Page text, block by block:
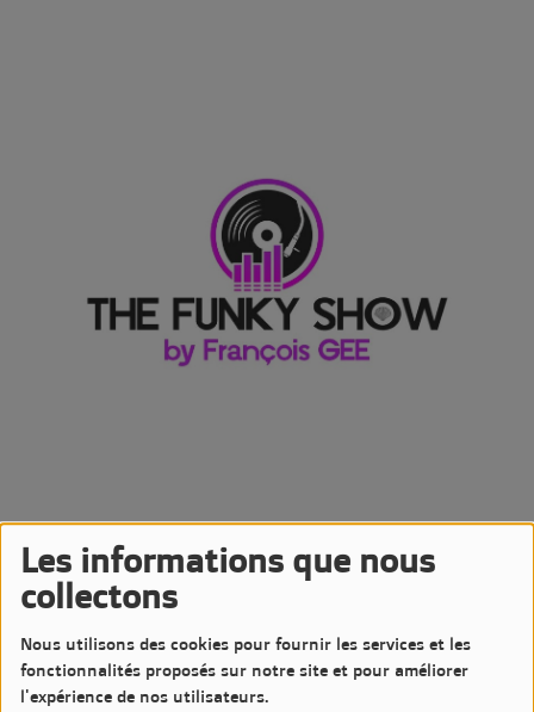
Les informations que nous
collectons
Nous utilisons des cookies pour fournir les services et les
fonctionnalités proposés sur notre site et pour améliorer
l'expérience de nos utilisateurs.
04 NOVEMBRE 2023 - 3492 VUES
Écouter le podcast
Podcast de l'émission The Funky Show by François GEE
Diffusée le Samedi 4 Novembre 2023 à 20h sur LM7 Radio